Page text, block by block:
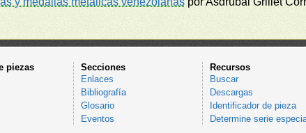
piezas
Secciones
Enlaces
Bibliografía
Glosario
Eventos
Recursos
Buscar
Descargas
Identificador de pieza
Determine serie